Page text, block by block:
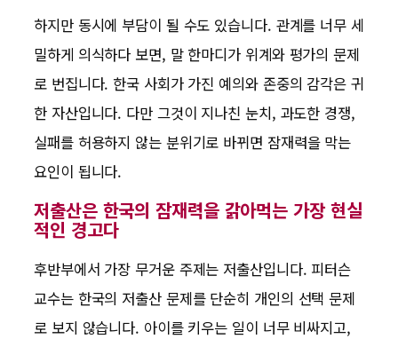
하지만 동시에 부담이 될 수도 있습니다. 관계를 너무 세
밀하게 의식하다 보면, 말 한마디가 위계와 평가의 문제
로 번집니다. 한국 사회가 가진 예의와 존중의 감각은 귀
한 자산입니다. 다만 그것이 지나친 눈치, 과도한 경쟁,
실패를 허용하지 않는 분위기로 바뀌면 잠재력을 막는
요인이 됩니다.
저출산은 한국의 잠재력을 갉아먹는 가장 현실
적인 경고다
후반부에서 가장 무거운 주제는 저출산입니다. 피터슨
교수는 한국의 저출산 문제를 단순히 개인의 선택 문제
로 보지 않습니다. 아이를 키우는 일이 너무 비싸지고,